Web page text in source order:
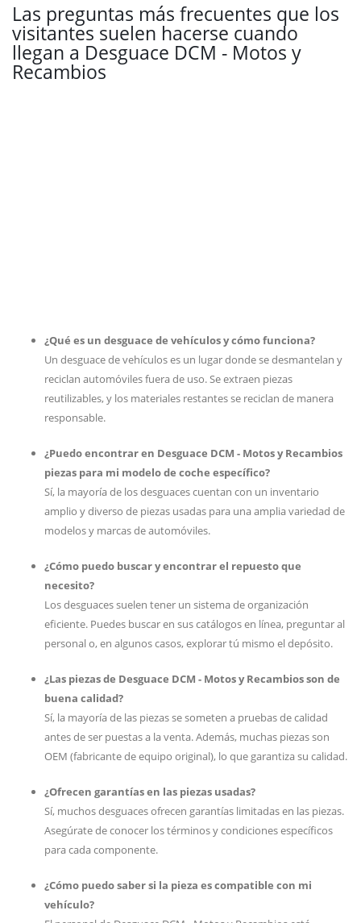
Las preguntas más frecuentes que los
visitantes suelen hacerse cuando
llegan a Desguace DCM - Motos y
Recambios
¿Qué es un desguace de vehículos y cómo funciona?
Un desguace de vehículos es un lugar donde se desmantelan y
reciclan automóviles fuera de uso. Se extraen piezas
reutilizables, y los materiales restantes se reciclan de manera
responsable.
¿Puedo encontrar en Desguace DCM - Motos y Recambios
piezas para mi modelo de coche específico?
Sí, la mayoría de los desguaces cuentan con un inventario
amplio y diverso de piezas usadas para una amplia variedad de
modelos y marcas de automóviles.
¿Cómo puedo buscar y encontrar el repuesto que
necesito?
Los desguaces suelen tener un sistema de organización
eficiente. Puedes buscar en sus catálogos en línea, preguntar al
personal o, en algunos casos, explorar tú mismo el depósito.
¿Las piezas de Desguace DCM - Motos y Recambios son de
buena calidad?
Sí, la mayoría de las piezas se someten a pruebas de calidad
antes de ser puestas a la venta. Además, muchas piezas son
OEM (fabricante de equipo original), lo que garantiza su calidad.
¿Ofrecen garantías en las piezas usadas?
Sí, muchos desguaces ofrecen garantías limitadas en las piezas.
Asegúrate de conocer los términos y condiciones específicos
para cada componente.
¿Cómo puedo saber si la pieza es compatible con mi
vehículo?